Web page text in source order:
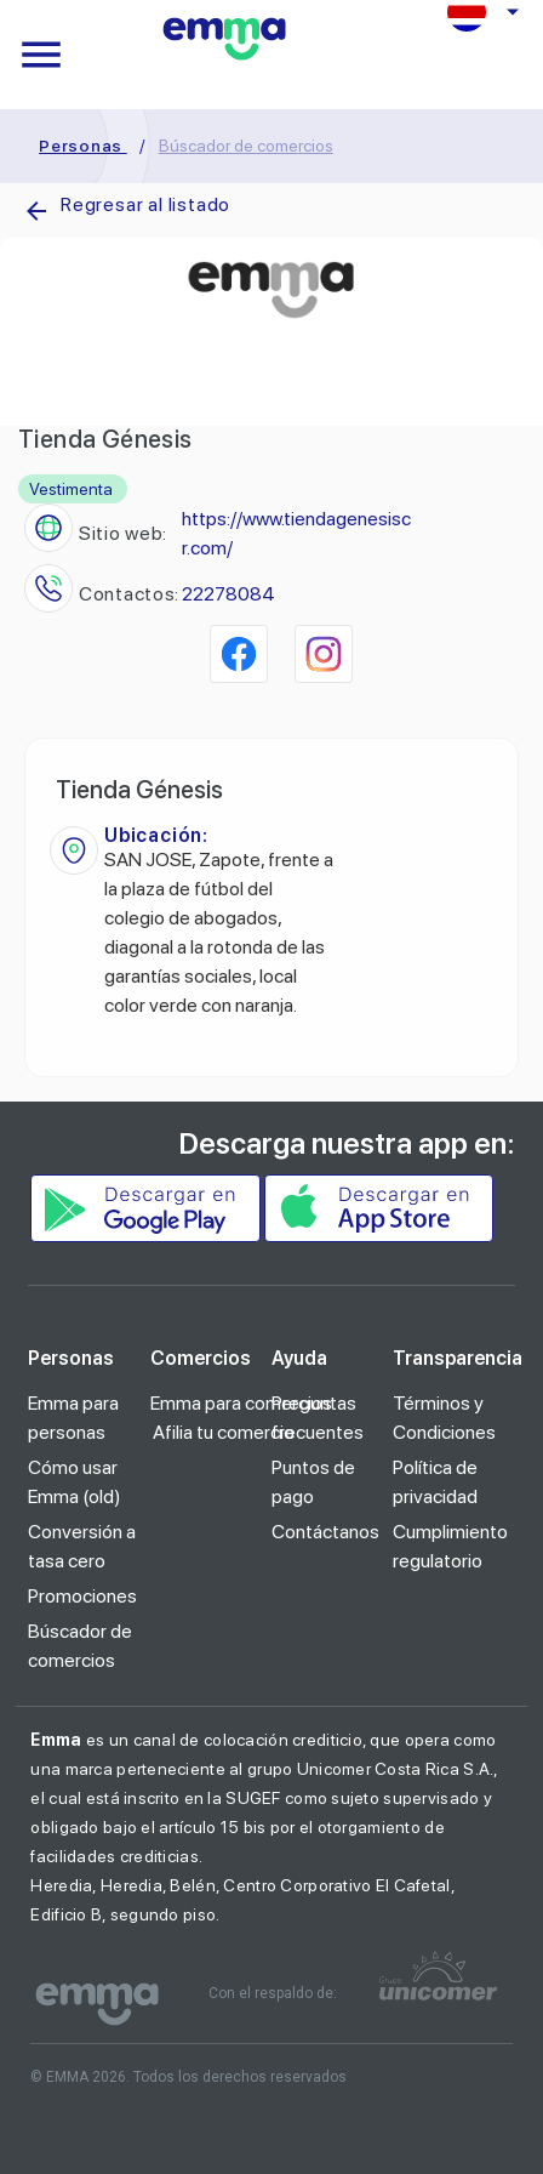
Personas / Búscador de comercios
Regresar al listado
Tienda Génesis
Vestimenta
Sitio web:
https://www.tiendagenesisc
r.com/
Contactos: 22278084
Tienda Génesis
Ubicación:
SAN JOSE, Zapote, frente a
la plaza de fútbol del
colegio de abogados,
diagonal a la rotonda de las
garantías sociales, local
color verde con naranja.
Descarga nuestra app en:
Personas
Emma para
personas
Cómo usar
Emma (old)
Conversión a
tasa cero
Promociones
Búscador de
comercios
Comercios
Emma para comercios
Afilia tu comercio
Ayuda
Preguntas
frecuentes
Puntos de
pago
Contáctanos
Transparencia
Términos y
Condiciones
Política de
privacidad
Cumplimiento
regulatorio
Emma es un canal de colocación crediticio, que opera como
una marca perteneciente al grupo Unicomer Costa Rica S.A.,
el cual está inscrito en la SUGEF como sujeto supervisado y
obligado bajo el artículo 15 bis por el otorgamiento de
facilidades crediticias.
Heredia, Heredia, Belén, Centro Corporativo El Cafetal,
Edificio B, segundo piso.
© EMMA 2026. Todos los derechos reservados
Con el respaldo de: